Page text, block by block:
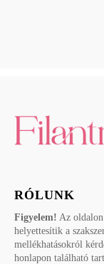
RÓLUNK
Figyelem! Az
helyettesítik a
mellékhatásokról
honlapon található